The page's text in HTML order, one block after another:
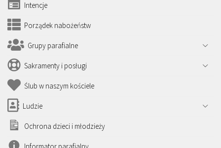
Intencje
Porządek nabożeństw
Grupy parafialne
Sakramenty i posługi
Ślub w naszym kościele
Ludzie
Ochrona dzieci i młodzieży